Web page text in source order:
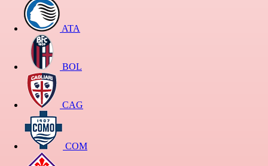
ATA
BOL
CAG
COM